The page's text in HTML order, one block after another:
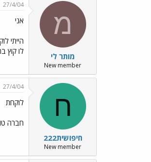
מ
מותר לי
New member
27/4/04
אני
הייתי
לו קוץ
ח
חיפושית222
New member
27/4/04
לוקחת
חברה